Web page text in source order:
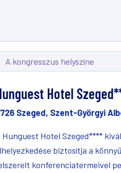
A kongresszus helyszíne
Hotel
Szeged, Szent-Györgyi
Hunguest Hotel Szeged****
biztosítja a
konferenciatermeivel